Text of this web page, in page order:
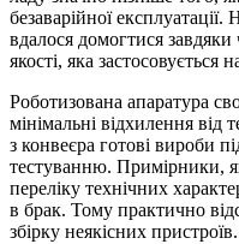
безаварійної
вдалося домогтися
якості, яка
Роботизована апаратура
мінімальні відхилення
з конвеєра готові вироби
тестуванню. Примірники,
переліку технічних
в брак. Тому практично
збірку неякісних пристроїв.